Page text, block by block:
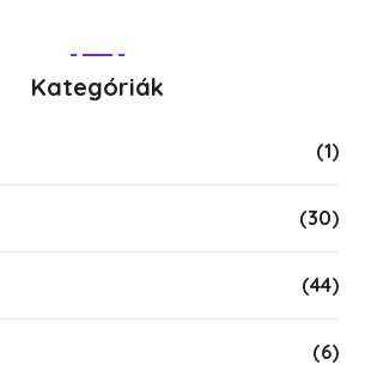
Kategóriák
(1)
(30)
(44)
(6)